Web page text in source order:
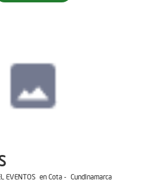
EVENTOS en Cota - Cundinamarca